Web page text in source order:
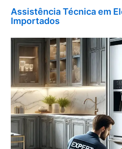
Assistência Técnica em
Importados